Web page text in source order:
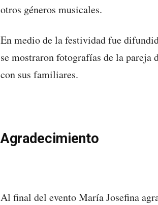
otros géneros musicales.
En medio de la festividad fue
se mostraron fotografías de la pareja
con sus familiares.
Agradecimiento
Al final del evento María Josefina